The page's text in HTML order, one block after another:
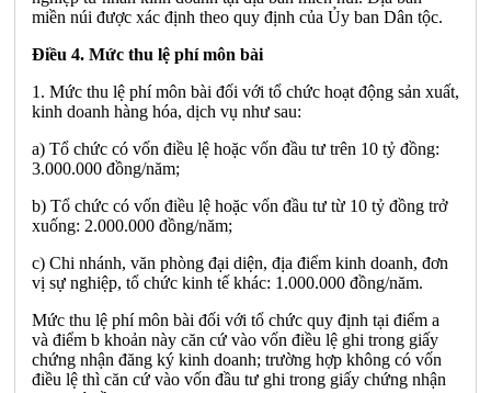
miền núi được xác định theo quy định của Ủy ban Dân tộc.
Điều 4. Mức thu lệ phí môn bài
1. Mức thu lệ phí môn bài đối với tổ chức hoạt động sản xuất,
kinh doanh hàng hóa, dịch vụ như sau:
a) Tổ chức có vốn điều lệ hoặc vốn đầu tư trên 10 tỷ đồng:
3.000.000 đồng/năm;
b) Tổ chức có vốn điều lệ hoặc vốn đầu tư từ 10 tỷ đồng trở
xuống: 2.000.000 đồng/năm;
c) Chi nhánh, văn phòng đại diện, địa điểm kinh doanh, đơn
vị sự nghiệp, tổ chức kinh tế khác: 1 .000.000 đồng/năm.
Mức thu lệ phí môn bài đối với tổ chức quy định tại điểm a
và điểm b khoản này căn cứ vào vốn điều lệ ghi trong giấy
chứng nhận đăng ký kinh doanh; trường hợp không có vốn
điều lệ thì căn cứ vào vốn đầu tư ghi trong giấy chứng nhận